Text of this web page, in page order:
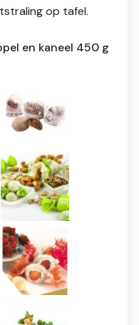
op tafel.
en kaneel 450 g